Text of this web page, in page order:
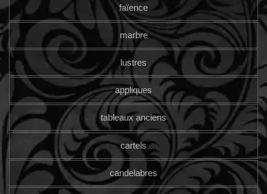
faïence
marbre
lustres
appliques
tableaux anciens
cartels
candelabres